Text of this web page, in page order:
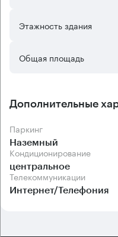
Этажность здания
Общая площадь
Дополнительные
Паркинг
Наземный
Кондиционирование
центральное
Телекоммуникации
Интернет/Телефония